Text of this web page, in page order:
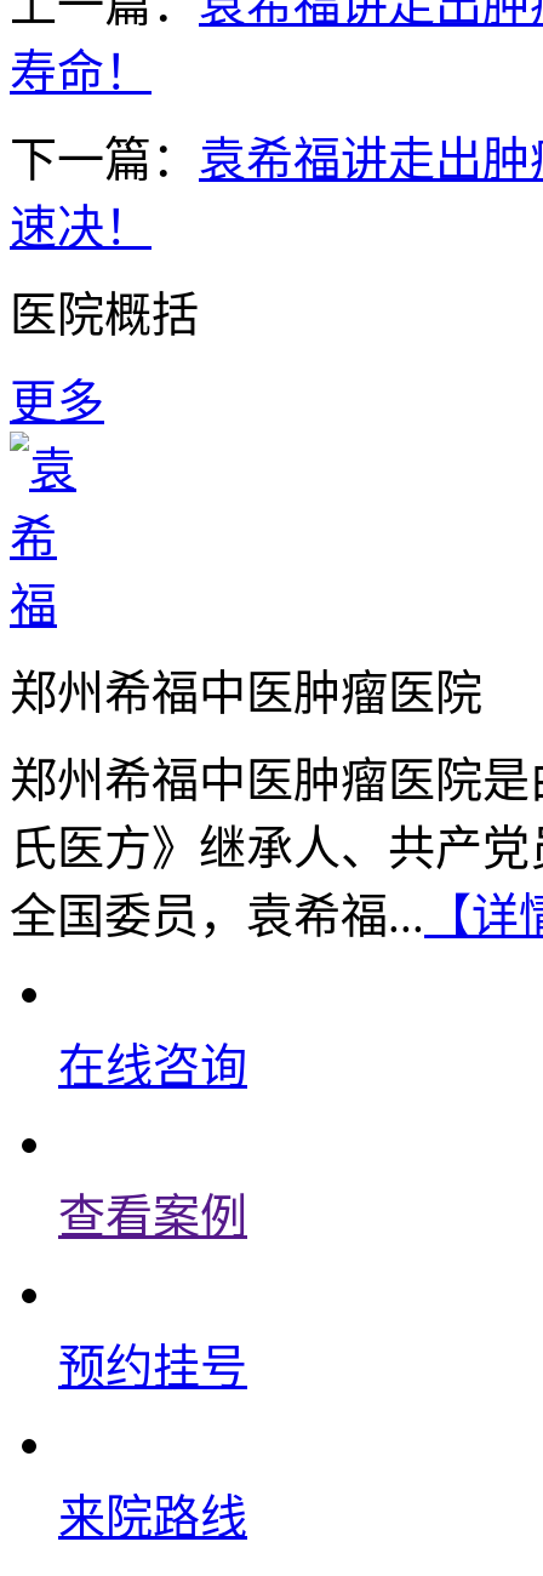
寿命！
下一篇： 袁希福讲走出
速决！
医院概括
更多
郑州希福中医肿瘤医院
郑州希福中医肿瘤医院
氏医方》继承人、共产
全国委员，袁希福... 【
在线咨询
查看案例
预约挂号
来院路线